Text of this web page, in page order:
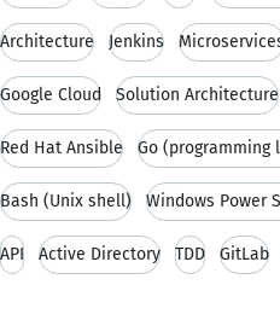
Architecture Jenkins
Google Cloud Solution Architecture
Red Hat Ansible Go (programming
Bash (Unix shell) Windows Power
API Active Directory TDD GitLab